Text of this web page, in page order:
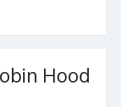
Hood